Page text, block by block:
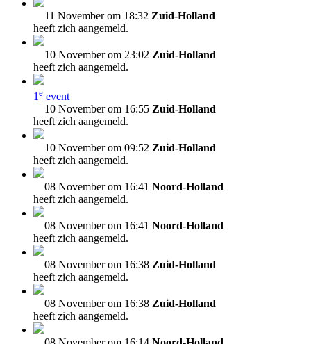
11 November om 18:32 Zuid-Holland
heeft zich aangemeld.
10 November om 23:02 Zuid-Holland
heeft zich aangemeld.
1e event
10 November om 16:55 Zuid-Holland
heeft zich aangemeld.
10 November om 09:52 Zuid-Holland
heeft zich aangemeld.
08 November om 16:41 Noord-Holland
heeft zich aangemeld.
08 November om 16:41 Noord-Holland
heeft zich aangemeld.
08 November om 16:38 Zuid-Holland
heeft zich aangemeld.
08 November om 16:38 Zuid-Holland
heeft zich aangemeld.